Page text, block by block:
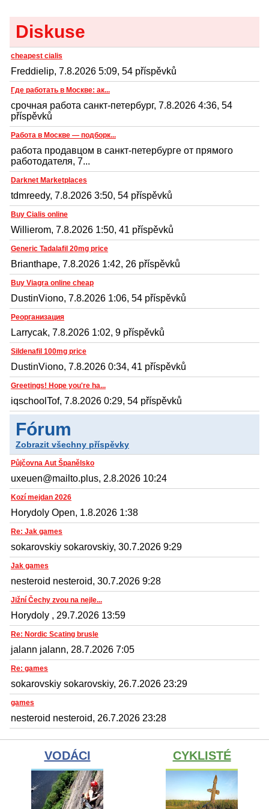
Diskuse
cheapest cialis
Freddielip, 7.8.2026 5:09, 54 příspěvků
Где работать в Москве: ак...
срочная работа санкт-петербург, 7.8.2026 4:36, 54
příspěvků
Работа в Москве — подборк...
работа продавцом в санкт-петербурге от прямого
работодателя, 7...
Darknet Marketplaces
tdmreedy, 7.8.2026 3:50, 54 příspěvků
Buy Cialis online
Willierom, 7.8.2026 1:50, 41 příspěvků
Generic Tadalafil 20mg price
Brianthape, 7.8.2026 1:42, 26 příspěvků
Buy Viagra online cheap
DustinViono, 7.8.2026 1:06, 54 příspěvků
Реорганизация
Larrycak, 7.8.2026 1:02, 9 příspěvků
Sildenafil 100mg price
DustinViono, 7.8.2026 0:34, 41 příspěvků
Greetings! Hope you're ha...
iqschoolTof, 7.8.2026 0:29, 54 příspěvků
Fórum
Zobrazit všechny příspěvky
Půjčovna Aut Španělsko
uxeuen@mailto.plus, 2.8.2026 10:24
Kozí mejdan 2026
Horydoly Open, 1.8.2026 1:38
Re: Jak games
sokarovskiy sokarovskiy, 30.7.2026 9:29
Jak games
nesteroid nesteroid, 30.7.2026 9:28
Jižní Čechy zvou na nejle...
Horydoly , 29.7.2026 13:59
Re: Nordic Scating brusle
jalann jalann, 28.7.2026 7:05
Re: games
sokarovskiy sokarovskiy, 26.7.2026 23:29
games
nesteroid nesteroid, 26.7.2026 23:28
VODÁCI CYKLISTÉ